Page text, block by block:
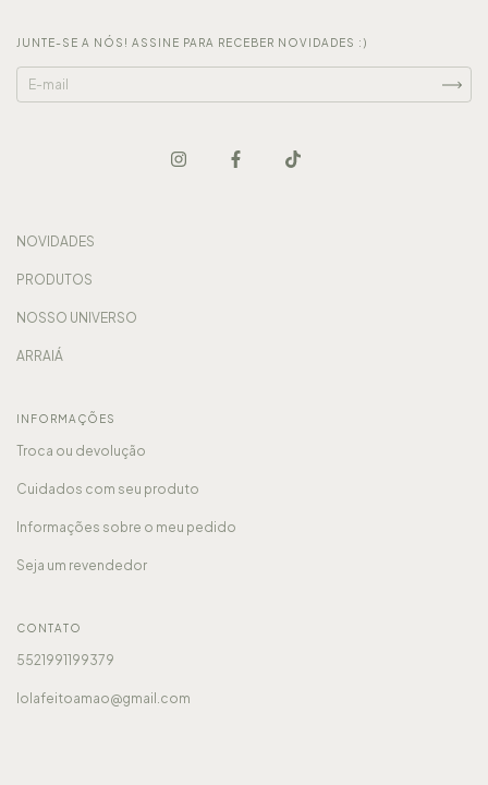
JUNTE-SE A NÓS! ASSINE PARA RECEBER NOVIDADES :)
NOVIDADES
PRODUTOS
NOSSO UNIVERSO
ARRAIÁ
INFORMAÇÕES
Troca ou devolução
Cuidados com seu produto
Informações sobre o meu pedido
Seja um revendedor
CONTATO
5521991199379
lolafeitoamao@gmail.com